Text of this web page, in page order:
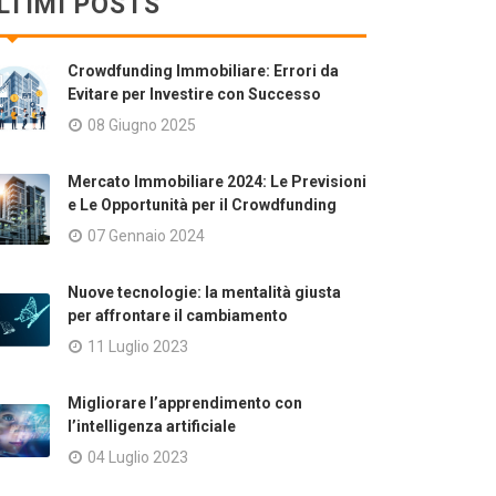
Crowdfunding Immobiliare: Errori da
Evitare per Investire con Successo
08 Giugno 2025
Mercato Immobiliare 2024: Le Previsioni
e Le Opportunità per il Crowdfunding
07 Gennaio 2024
Nuove tecnologie: la mentalità giusta
per affrontare il cambiamento
11 Luglio 2023
Migliorare l’apprendimento con
l’intelligenza artificiale
04 Luglio 2023